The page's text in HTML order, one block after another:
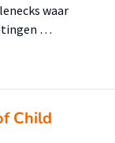
waar
…
Child